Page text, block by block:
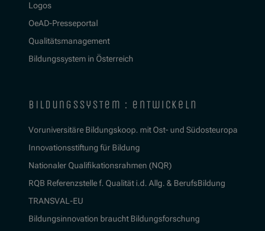
Logos
OeAD-Presseportal
Qualitätsmanagement
Bildungssystem in Österreich
bildungssystem : entwickeln
Voruniversitäre Bildungskoop. mit Ost- und Südosteuropa
Innovationsstiftung für Bildung
Nationaler Qualifikationsrahmen (NQR)
RQB Referenzstelle f. Qualität i.d. Allg. & BerufsBildung
TRANSVAL-EU
Bildungsinnovation braucht Bildungsforschung